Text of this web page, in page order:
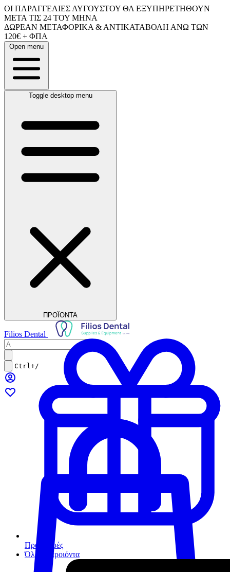
ΟΙ ΠΑΡΑΓΓΕΛΙΕΣ ΑΥΓΟΥΣΤΟΥ ΘΑ ΕΞΥΠΗΡΕΤΗΘΟΥΝ
ΜΕΤΑ ΤΙΣ 24 ΤΟΥ ΜΗΝΑ
ΔΩΡΕΑΝ ΜΕΤΑΦΟΡΙΚΑ & ΑΝΤΙΚΑΤΑΒΟΛΗ ΑΝΩ ΤΩΝ
120€ + ΦΠΑ
Open menu
Toggle desktop menu
ΠΡΟΪΟΝΤΑ
Προσφορές
Όλα τα προιόντα
Filios Dental
Ctrl+/